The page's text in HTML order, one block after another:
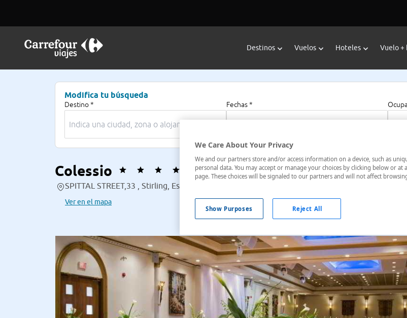
Destinos Vuelos Hoteles Vuelo +
Modifica tu búsqueda
Destino * Fechas *
Colessio
SPITTAL STREET,33 , Stirling, Escocia, Reino Unido
Ver en el mapa
We Care About Your Privacy
We and our partners store and/or access information on a device, such as
personal data. You may accept or manage your choices by clicking below or
page. These choices will be signaled to our partners and will not affect
Show Purposes Reject All